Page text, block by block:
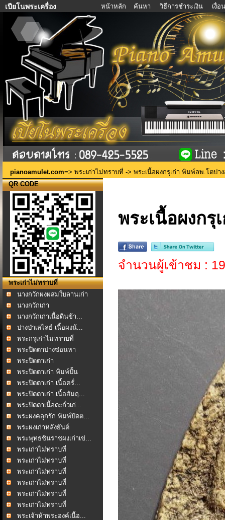
เปียโนพระเครื่อง หน้าหลัก ค้นหา วิธีการชำระเงิน เงื่
pianoamulet.com=> พระเก่าไม่ทราบที่ -> พระเนื้อผงกรุเก่า พิมพ์ลพ.โตปา
QR CODE
พระเก่าไม่ทราบที่
นางกวักผงผสมใบลานเก่า
นางกวักเก่า
นางกวักเก่าเนื้อดินข้า...
ปางป่าเลไลย์ เนื้อผงน้...
พระกรุเก่าไม่ทราบที่
พระปิดตาปางซ่อนหา
ผงคล...พระปิดตาเก่า
พระปิดตาเก่า พิมพ์ปั้น
พระปิดตาเก่า เนื้อครั่...
พระปิดตาเก่า เนื้อสัมฤ...
พระปิดตาเนื้อตะกั่วเก่...
พระผงคลุกรัก พิมพ์ปิดต...
พระผงเก่าหลังยันต์
พระพุทธชินราชผงเก่าเข่...
พระเก่าไม่ทราบที่
พระเก่าไม่ทราบที่
พระเก่าไม่ทราบที่
พระเก่าไม่ทราบที่
พระเก่าไม่ทราบที่
พระเก่าไม่ทราบที่
พระเจ้าห้าพระองค์เนื้อ...
พระเนื้อผงก
จำนวนผู้เข้าชม :